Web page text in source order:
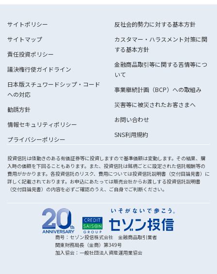
サイトポリシー
サイトマップ
責任投資ポリシー
議決権行使ガイドライン
日本版スチュワードシップ・コード
への対応
勧誘方針
情報セキュリティポリシー
プライバシーポリシー
反社会的勢力に対する基本方針
カスタマー・ハラスメント対策に関
する基本方針
金融商品取引等に関する苦情等につ
いて
事業継続計画（BCP）への取組み
災害等に被災されたお客さまへ
お問い合わせ
SNS利用規約
投資信託は値動きのある有価証券等に投資しますので基準価額は変動します。その結果、購
入時の価額を下回ることもあります。また、投資信託は銘柄ごとに設定された信託報酬等の
費用がかかります。各投資信託のリスク、費用については投資信託説明書（交付目論見書）に
詳しく記載されております。お申込にあたっては販売会社からお渡しする投資信託説明書
（交付目論見書）の内容を必ずご確認のうえ、ご自身でご判断ください。
商号：セゾン投信株式会社 金融商品取引業者
関東財務局長（金商）第349号
加入協会：一般社団法人資産運用業協会